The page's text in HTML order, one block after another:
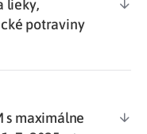
lieky,
potraviny
s maximálne